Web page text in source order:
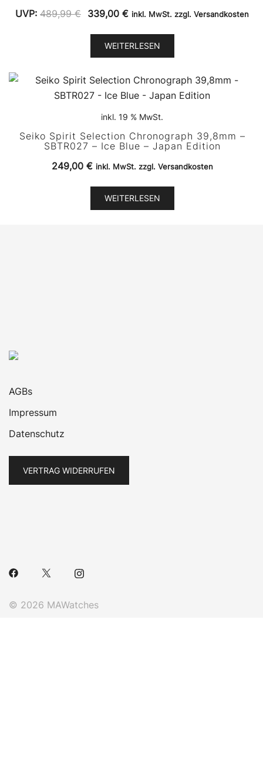
UVP: 489,99€ Ursprünglicher
war:
489,99 €
339,00 €Aktueller
ist:
339,00 €.
inkl. MwSt. zzgl. Versandkosten
WEITERLESEN
inkl. 19 % MwSt.
Seiko Spirit Selection Chronograph 39,8mm –
SBTR027 – Ice Blue – Japan Edition
249,00 € inkl. MwSt. zzgl. Versandkosten
WEITERLESEN
AGBs
Impressum
Datenschutz
VERTRAG WIDERRUFEN
© 2026 MAWatches